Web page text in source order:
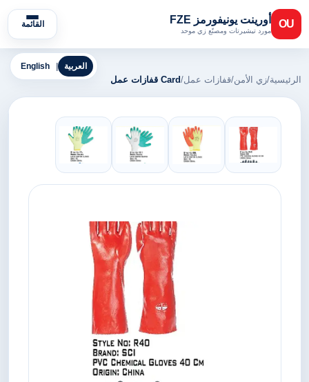
OU أورينت يونيفورمز FZE
مورد تيشيرتات ومصنّع زي موحد
القائمة
English العربية
الرئيسية/زي الأمن/قفازات عمل/Card قفازات عمل